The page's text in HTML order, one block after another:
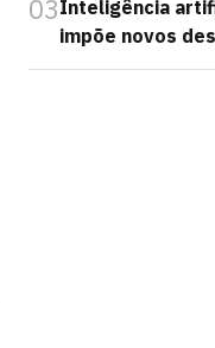
03Inteligência
impõe novos